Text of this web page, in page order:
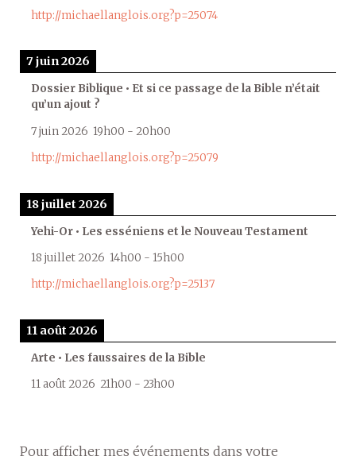
http://michaellanglois.org?p=25074
7 juin 2026
Dossier Biblique • Et si ce passage de la Bible n’était
qu’un ajout ?
7 juin 2026 19h00 - 20h00
http://michaellanglois.org?p=25079
18 juillet 2026
Yehi-Or • Les esséniens et le Nouveau Testament
18 juillet 2026 14h00 - 15h00
http://michaellanglois.org?p=25137
11 août 2026
Arte • Les faussaires de la Bible
11 août 2026 21h00 - 23h00
Pour afficher mes événements dans votre